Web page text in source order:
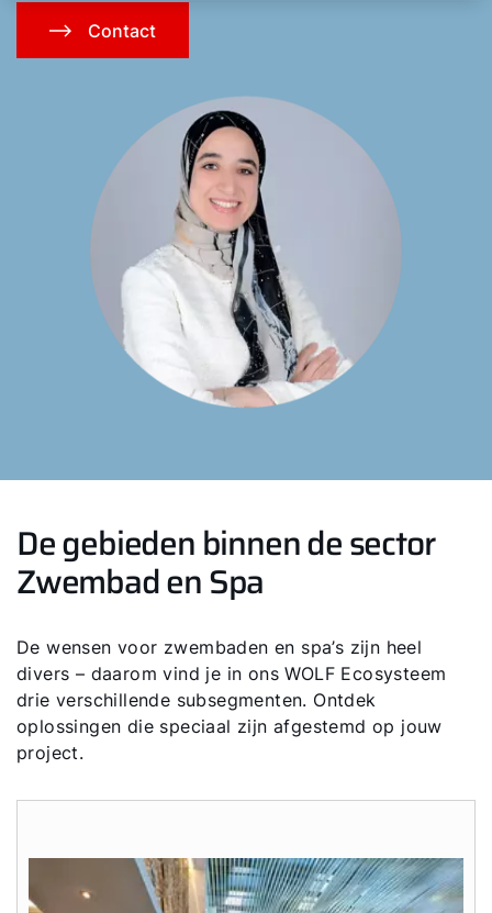
Contact
De gebieden binnen de sector
Zwembad en Spa
De wensen voor zwembaden en spa’s zijn heel
divers – daarom vind je in ons WOLF Ecosysteem
drie verschillende subsegmenten. Ontdek
oplossingen die speciaal zijn afgestemd op jouw
project.
Hallo!